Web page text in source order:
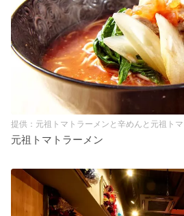
元祖トマトラーメンと辛めんと元祖ト
元祖トマトラーメン